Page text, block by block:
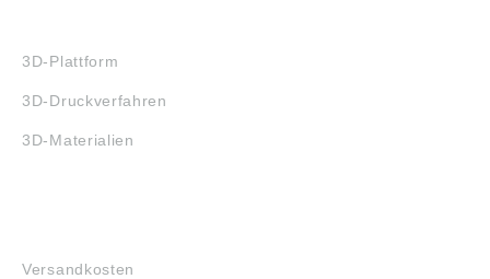
3D-Plattform
3D-Druckverfahren
3D-Materialien
Versandkosten